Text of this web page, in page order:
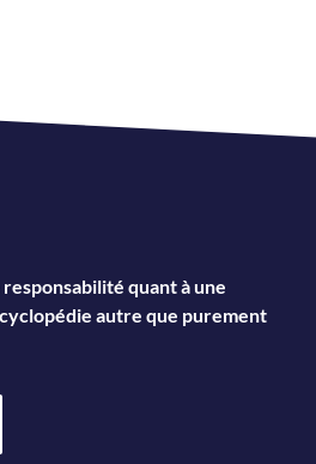
quant à une
autre que purement